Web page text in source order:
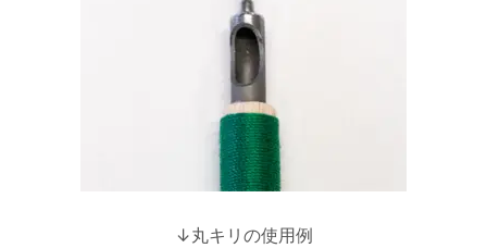
↓丸キリの使用例